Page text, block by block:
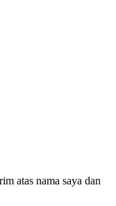
atas nama saya dan